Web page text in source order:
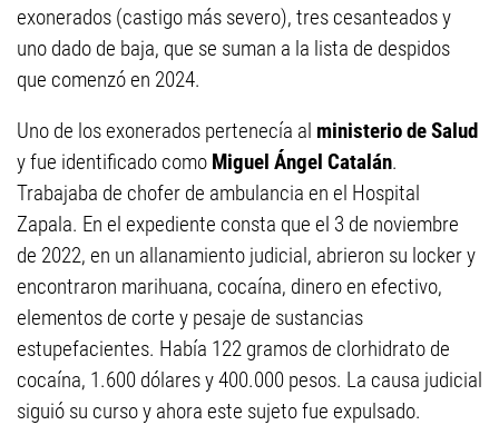
exonerados (castigo más severo), tres cesanteados y
uno dado de baja, que se suman a la lista de despidos
que comenzó en 2024.
Uno de los exonerados pertenecía al ministerio de Salud
y fue identificado como Miguel Ángel Catalán.
Trabajaba de chofer de ambulancia en el Hospital
Zapala. En el expediente consta que el 3 de noviembre
de 2022, en un allanamiento judicial, abrieron su locker y
encontraron marihuana, cocaína, dinero en efectivo,
elementos de corte y pesaje de sustancias
estupefacientes. Había 122 gramos de clorhidrato de
cocaína, 1.600 dólares y 400.000 pesos. La causa judicial
siguió su curso y ahora este sujeto fue expulsado.